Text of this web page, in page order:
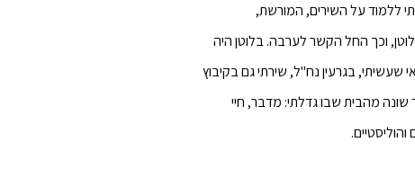
ללמוד על השירים, המורשת,
לוטן, וכך החל הקשר לערבה. בלוטן היה
בגרעין נח"ל, שירתי גם בקיבוץ
מהבית שבו גדלתי: מדבר, חיי